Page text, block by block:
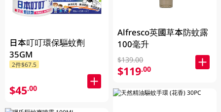
日本叮叮環保驅蚊劑
35GM
2件$67.5
$45.00
Alfresco英國草本防蚊露
100毫升
$139.00
$119.00